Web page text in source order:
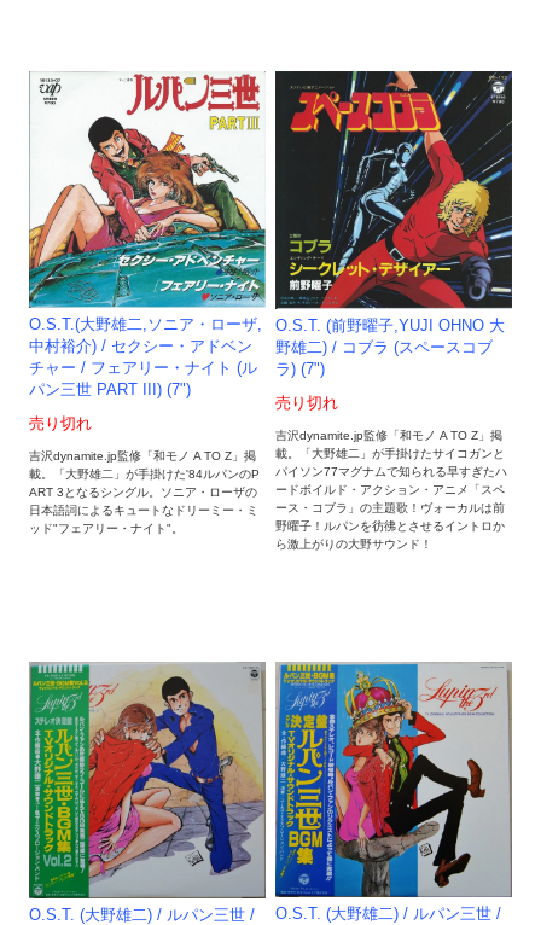
O.S.T.(大野雄二,ソニア・ローザ,
中村裕介) / セクシー・アドベン
チャー / フェアリー・ナイト (ル
パン三世 PART III) (7")
売り切れ
吉沢dynamite.jp監修「和モノ A TO Z」掲
載。「大野雄二」が手掛けた'84ルパンのP
ART 3となるシングル。ソニア・ローザの
日本語詞によるキュートなドリーミー・ミ
ッド"フェアリー・ナイト"。
O.S.T. (前野曜子,YUJI OHNO 大
野雄二) / コブラ (スペースコブ
ラ) (7")
売り切れ
吉沢dynamite.jp監修「和モノ A TO Z」掲
載。「大野雄二」が手掛けたサイコガンと
パイソン77マグナムで知られる早すぎたハ
ードボイルド・アクション・アニメ「スペ
ース・コブラ」の主題歌！ヴォーカルは前
野曜子！ルパンを彷彿とさせるイントロか
ら激上がりの大野サウンド！
O.S.T. (大野雄二) / ルパン三世 /
O.S.T. (大野雄二) / ルパン三世 /